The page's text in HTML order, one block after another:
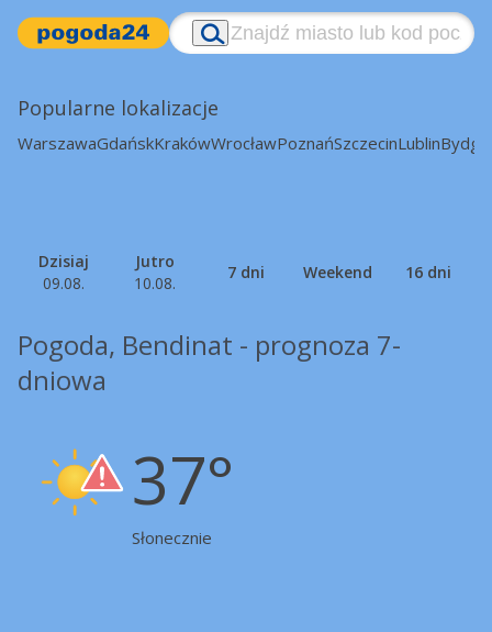
Popularne lokalizacje
WarszawaGdańskKrakówWrocławPoznańSzczecinLublin
Dzisiaj
09.08.
Jutro
10.08.
7 dni Weekend 16 dni
Pogoda, Bendinat - prognoza 7-
dniowa
37°
Słonecznie